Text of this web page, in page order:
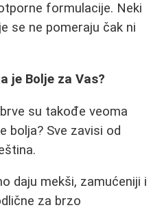
formulacije. Neki
se ne pomeraju čak ni
je Bolje za Vas?
su takođe veoma
bolja? Sve zavisi od
daju mekši, zamućeniji i
za brzo